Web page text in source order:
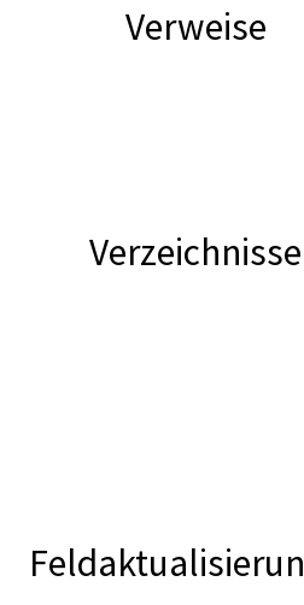
Verweise
Verzeichnisse